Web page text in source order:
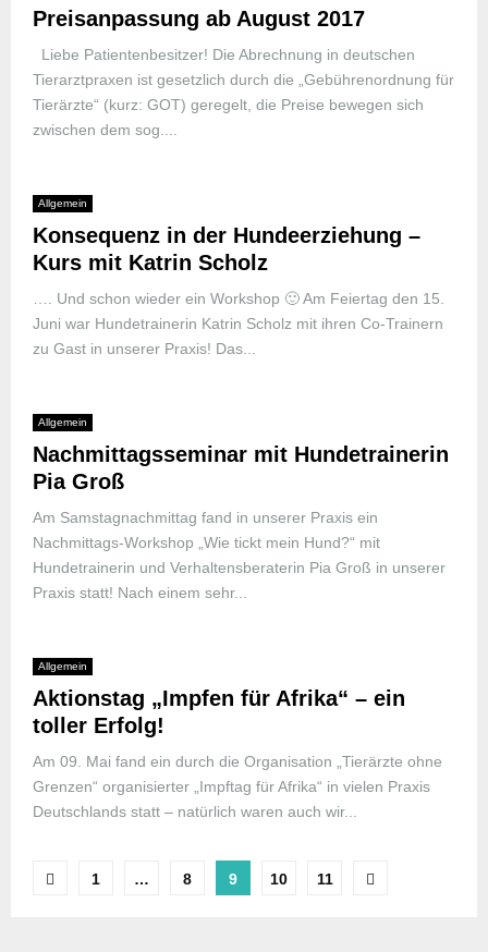
Preisanpassung ab August 2017
Liebe Patientenbesitzer! Die Abrechnung in deutschen
Tierarztpraxen ist gesetzlich durch die „Gebührenordnung für
Tierärzte“ (kurz: GOT) geregelt, die Preise bewegen sich
zwischen dem sog....
Allgemein
Konsequenz in der Hundeerziehung –
Kurs mit Katrin Scholz
…. Und schon wieder ein Workshop 🙂 Am Feiertag den 15.
Juni war Hundetrainerin Katrin Scholz mit ihren Co-Trainern
zu Gast in unserer Praxis! Das...
Allgemein
Nachmittagsseminar mit Hundetrainerin
Pia Groß
Am Samstagnachmittag fand in unserer Praxis ein
Nachmittags-Workshop „Wie tickt mein Hund?“ mit
Hundetrainerin und Verhaltensberaterin Pia Groß in unserer
Praxis statt! Nach einem sehr...
Allgemein
Aktionstag „Impfen für Afrika“ – ein
toller Erfolg!
Am 09. Mai fand ein durch die Organisation „Tierärzte ohne
Grenzen“ organisierter „Impftag für Afrika“ in vielen Praxis
Deutschlands statt – natürlich waren auch wir...
1 … 8 9 10 11